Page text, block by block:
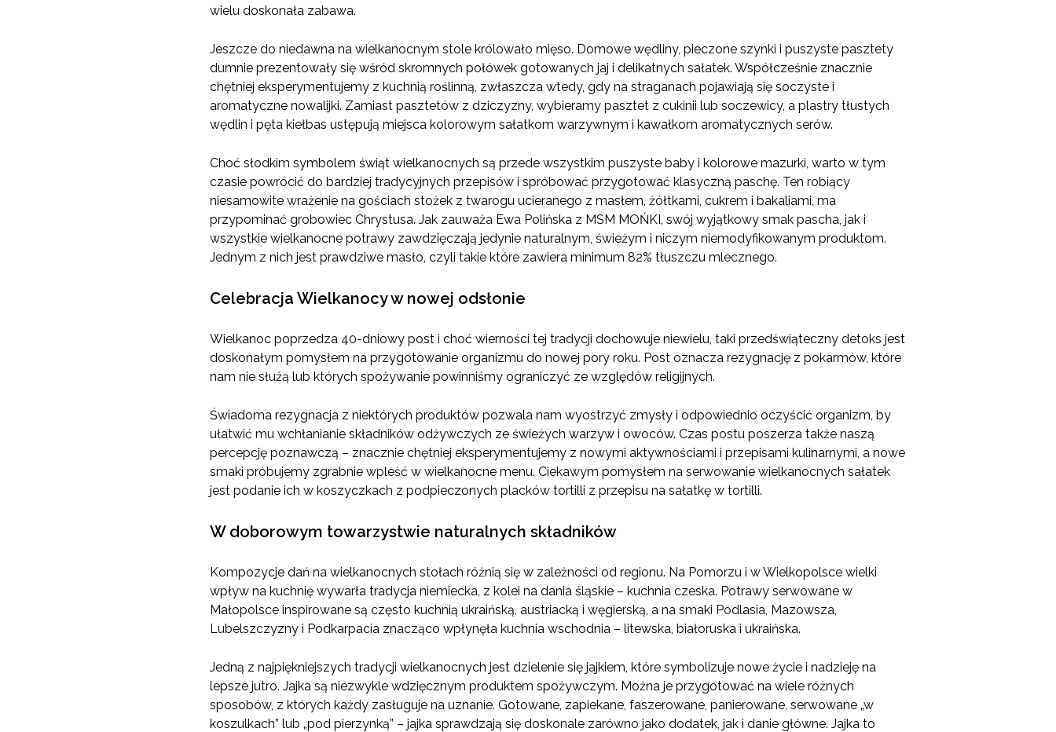
wielu doskonała zabawa.
Jeszcze do niedawna na wielkanocnym stole królowało mięso. Domowe wędliny, pieczone szynki i puszyste pasztety
dumnie prezentowały się wśród skromnych połówek gotowanych jaj i delikatnych sałatek. Współcześnie znacznie
chętniej eksperymentujemy z kuchnią roślinną, zwłaszcza wtedy, gdy na straganach pojawiają się soczyste i
aromatyczne nowalijki. Zamiast pasztetów z dziczyzny, wybieramy pasztet z cukinii lub soczewicy, a plastry tłustych
wędlin i pęta kiełbas ustępują miejsca kolorowym sałatkom warzywnym i kawałkom aromatycznych serów.
Choć słodkim symbolem świąt wielkanocnych są przede wszystkim puszyste baby i kolorowe mazurki, warto w tym
czasie powrócić do bardziej tradycyjnych przepisów i spróbować przygotować klasyczną paschę. Ten robiący
niesamowite wrażenie na gościach stożek z twarogu ucieranego z masłem, żółtkami, cukrem i bakaliami, ma
przypominać grobowiec Chrystusa. Jak zauważa Ewa Polińska z MSM MOŃKI, swój wyjątkowy smak pascha, jak i
wszystkie wielkanocne potrawy zawdzięczają jedynie naturalnym, świeżym i niczym niemodyfikowanym produktom.
Jednym z nich jest prawdziwe masło, czyli takie które zawiera minimum 82% tłuszczu mlecznego.
Celebracja Wielkanocy w nowej odsłonie
Wielkanoc poprzedza 40-dniowy post i choć wierności tej tradycji dochowuje niewielu, taki przedświąteczny detoks jest
doskonałym pomysłem na przygotowanie organizmu do nowej pory roku. Post oznacza rezygnację z pokarmów, które
nam nie służą lub których spożywanie powinniśmy ograniczyć ze względów religijnych.
Świadoma rezygnacja z niektórych produktów pozwala nam wyostrzyć zmysły i odpowiednio oczyścić organizm, by
ułatwić mu wchłanianie składników odżywczych ze świeżych warzyw i owoców. Czas postu poszerza także naszą
percepcję poznawczą – znacznie chętniej eksperymentujemy z nowymi aktywnościami i przepisami kulinarnymi, a nowe
smaki próbujemy zgrabnie wpleść w wielkanocne menu. Ciekawym pomysłem na serwowanie wielkanocnych sałatek
jest podanie ich w koszyczkach z podpieczonych placków tortilli z przepisu na sałatkę w tortilli.
W doborowym towarzystwie naturalnych składników
Kompozycje dań na wielkanocnych stołach różnią się w zależności od regionu. Na Pomorzu i w Wielkopolsce wielki
wpływ na kuchnię wywarła tradycja niemiecka, z kolei na dania śląskie – kuchnia czeska. Potrawy serwowane w
Małopolsce inspirowane są często kuchnią ukraińską, austriacką i węgierską, a na smaki Podlasia, Mazowsza,
Lubelszczyzny i Podkarpacia znacząco wpłynęła kuchnia wschodnia – litewska, białoruska i ukraińska.
Jedną z najpiękniejszych tradycji wielkanocnych jest dzielenie się jajkiem, które symbolizuje nowe życie i nadzieję na
lepsze jutro. Jajka są niezwykle wdzięcznym produktem spożywczym. Można je przygotować na wiele różnych
sposobów, z których każdy zasługuje na uznanie. Gotowane, zapiekane, faszerowane, panierowane, serwowane „w
koszulkach” lub „pod pierzynką” – jajka sprawdzają się doskonale zarówno jako dodatek, jak i danie główne. Jajka to